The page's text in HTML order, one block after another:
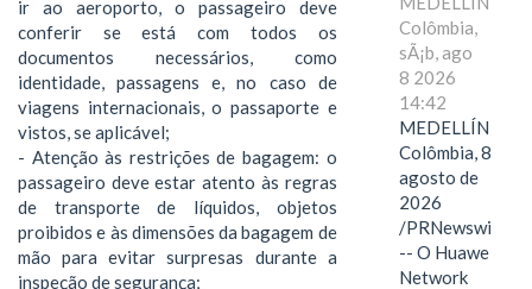
ir ao aeroporto, o passageiro deve
conferir se está com todos os
documentos necessários, como
identidade, passagens e, no caso de
viagens internacionais, o passaporte e
vistos, se aplicável;
- Atenção às restrições de bagagem: o
passageiro deve estar atento às regras
de transporte de líquidos, objetos
proibidos e às dimensões da bagagem de
mão para evitar surpresas durante a
inspeção de segurança;
Colômbia,
sÃ¡b, ago
8 2026
14:42
MEDELLÍN,
Colômbia, 8 de
agosto de
2026
/PRNewswire/
-- O Huawei
Network